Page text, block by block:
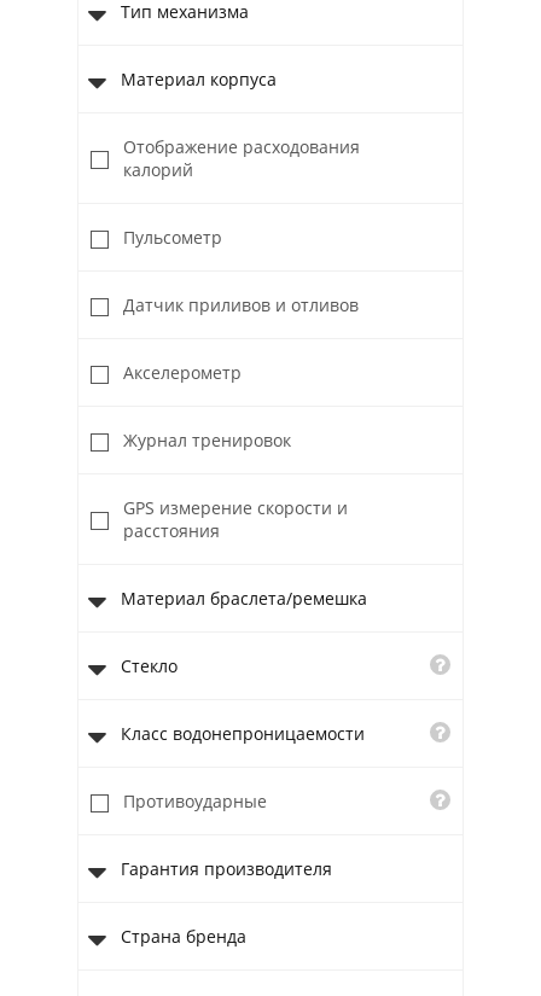
Fossil
Michael Kors
Rodania
Romanson
Тип механизма
Материал корпуса
Отображение расходования
калорий
Пульсометр
Датчик приливов и отливов
Акселерометр
Журнал тренировок
GPS измерение скорости и
расстояния
Материал браслета/ремешка
Стекло
Класс водонепроницаемости
Противоударные
Гарантия производителя
Страна бренда